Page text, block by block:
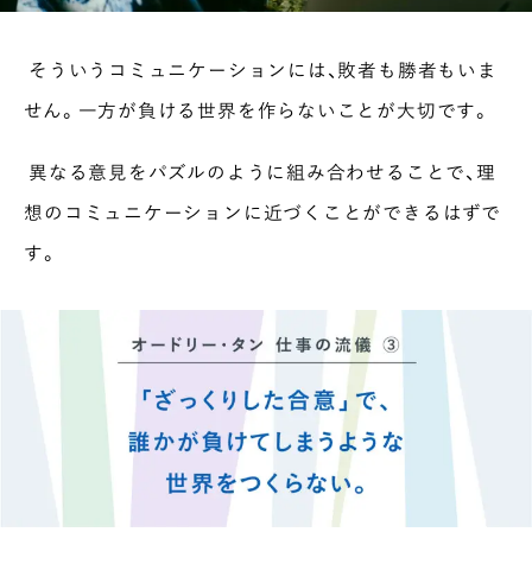
そういうコミュニケーションには、敗者も勝者もいま
せん。一方が負ける世界を作らないことが大切です。
異なる意見をパズルのように組み合わせることで、理
想のコミュニケーションに近づくことができるはずで
す。